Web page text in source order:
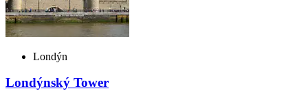
Londýn
Londýnský Tower